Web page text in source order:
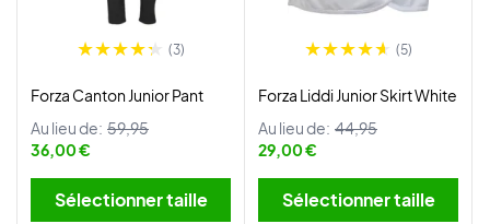
(3)
Forza Canton Junior Pant
Au lieu de: 59,95
36,00 €
Sélectionner taille
(5)
Forza Liddi Junior Skirt White
Au lieu de: 44,95
29,00 €
Sélectionner taille